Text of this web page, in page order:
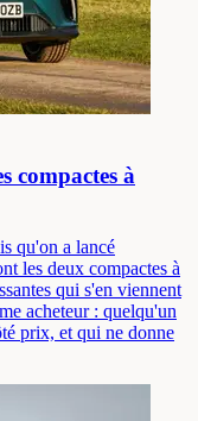
compactes à
qu'on a lancé
les deux compactes à
qui s'en viennent
acheteur : quelqu'un
prix, et qui ne donne